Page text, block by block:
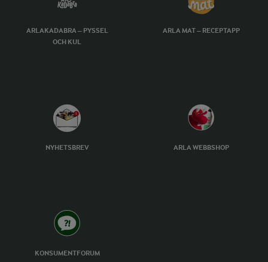
ARLAKADABRA – PYSSEL
OCH KUL
ARLA MAT – RECEPTAPP
NYHETSBREV ARLA WEBBSHOP
KONSUMENTFORUM